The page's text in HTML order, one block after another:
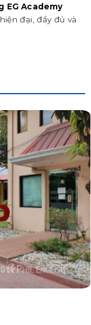
EG Academy
đại, đầy đủ và